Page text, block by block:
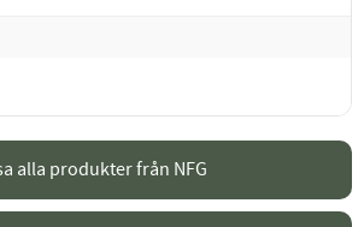
alla produkter från NFG